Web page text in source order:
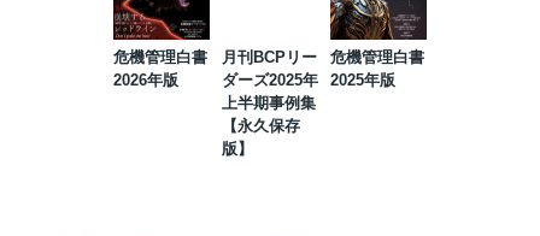
危機管理白書
2026年版
月刊BCPリー
ダーズ2025年
上半期事例集
【永久保存
版】
危機管理白書
2025年版